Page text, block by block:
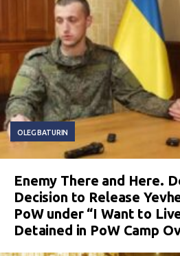
OLEG BATURIN
Enemy There and Here.
Decision to Release
PoW under “I Want to
Detained in PoW Camp